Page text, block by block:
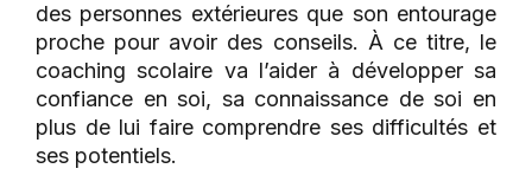
des personnes extérieures que son entourage
proche pour avoir des conseils. À ce titre, le
coaching scolaire va l’aider à développer sa
confiance en soi, sa connaissance de soi en
plus de lui faire comprendre ses difficultés et
ses potentiels.